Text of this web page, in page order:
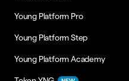
Young Platform Pro
Young Platform Step
Young Platform Academy